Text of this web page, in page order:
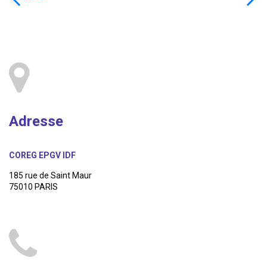
Adresse
COREG EPGV IDF
185 rue de Saint Maur
75010 PARIS